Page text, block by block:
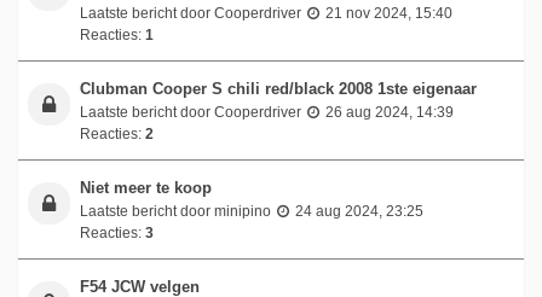
Laatste bericht door Cooperdriver
21 nov 2024, 15:40
Reacties: 1
Clubman Cooper S chili red/black 2008 1ste eigenaar
Laatste bericht door Cooperdriver
26 aug 2024, 14:39
Reacties: 2
Niet meer te koop
Laatste bericht door minipino
24 aug 2024, 23:25
Reacties: 3
F54 JCW velgen